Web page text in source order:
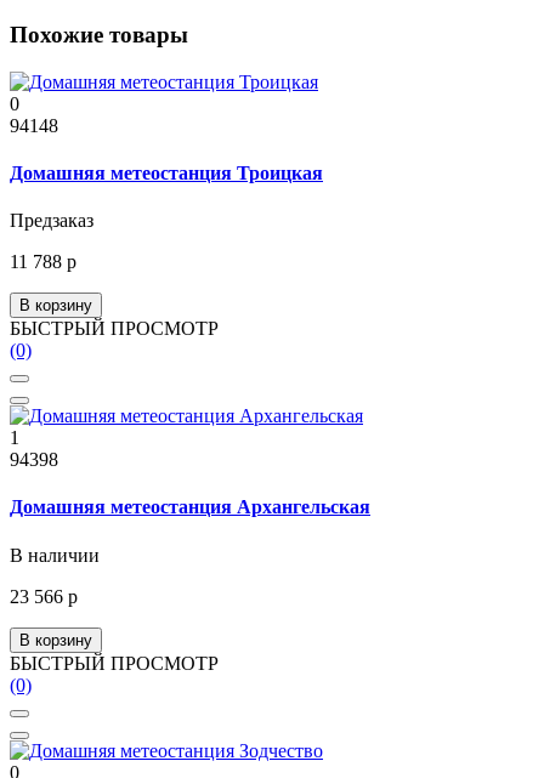
Похожие товары
0
94148
Домашняя метеостанция Троицкая
Предзаказ
11 788 р
В корзину
БЫСТРЫЙ ПРОСМОТР
(0)
1
94398
Домашняя метеостанция Архангельская
В наличии
23 566 р
В корзину
БЫСТРЫЙ ПРОСМОТР
(0)
0